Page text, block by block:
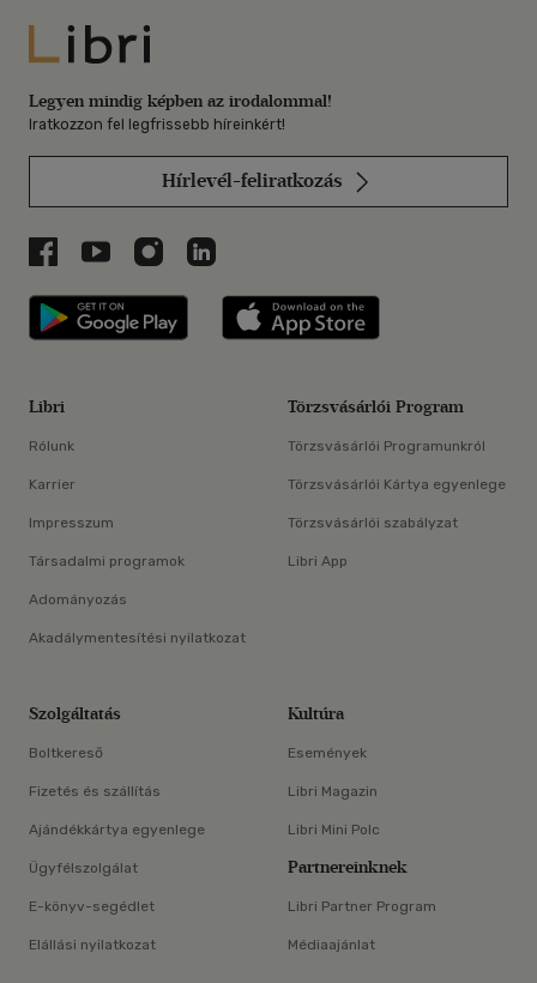
Libri
Legyen mindig képben az irodalommal!
Iratkozzon fel legfrissebb híreinkért!
Hírlevél-feliratkozás
Libri a Facebookon
Libri a Youtube-on
Libri az Instagramon
Libri a LinkedInen
Libri applikáció Szerezd meg: Google
Libri
Rólunk
Karrier
Impresszum
Társadalmi programok
Adományozás
Akadálymentesítési nyilatkozat
Törzsvásárlói Program
Törzsvásárlói Programunkról
Törzsvásárlói Kártya egyenlege
Törzsvásárlói szabályzat
Libri App
Szolgáltatás
Boltkereső
Fizetés és szállítás
Ajándékkártya egyenlege
Ügyfélszolgálat
E-könyv-segédlet
Elállási nyilatkozat
Kultúra
Események
Libri Magazin
Libri Mini Polc
Partnereinknek
Libri Partner Program
Médiaajánlat